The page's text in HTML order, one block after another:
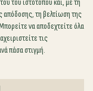
του ιστότοπου και, με τη
απόδοσης, τη βελτίωση της
να αποδεχτείτε όλα
τις
πάσα στιγμή.